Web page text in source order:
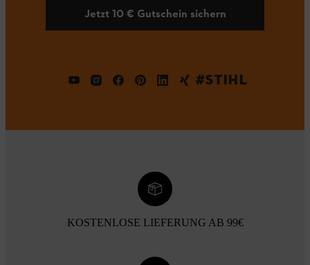
Jetzt 10 € Gutschein sichern
#STIHL
KOSTENLOSE LIEFERUNG AB 99€